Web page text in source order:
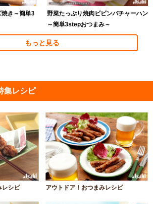
焼き～簡単3
野菜たっぷり焼肉ビビンバチャーハン
～簡単3stepおつまみ～
もっと見る
集レシピ
レシピ アウトドア！おつまみレシピ